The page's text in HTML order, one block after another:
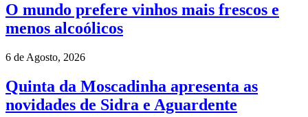
O mundo prefere vinhos mais frescos e
menos alcoólicos
6 de Agosto, 2026
Quinta da Moscadinha apresenta as
novidades de Sidra e Aguardente